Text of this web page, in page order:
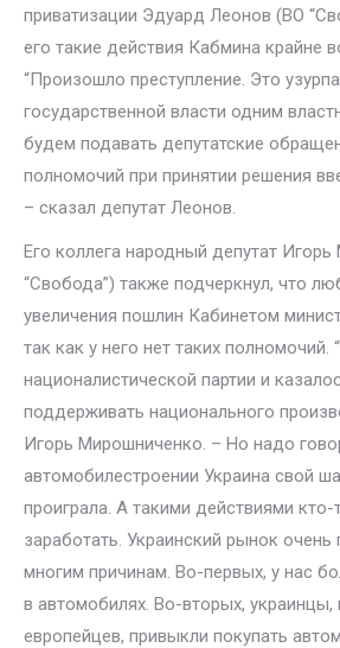
приватизации Эдуард Леонов (ВО
его такие действия Кабмина крайне
“Произошло преступление. Это
государственной власти одним
будем подавать депутатские
полномочий при принятии решения
– сказал депутат Леонов.
Его коллега народный депутат
“Свобода”) также подчеркнул, что
увеличения пошлин Кабинетом
так как у него нет таких полномочий.
националистической партии и
поддерживать национального
Игорь Мирошниченко. – Но надо
автомобилестроении Украина свой
проиграла. А такими действиями кто-
заработать. Украинский рынок очень
многим причинам. Во-первых, у нас
в автомобилях. Во-вторых, украинцы,
европейцев, привыкли покупать